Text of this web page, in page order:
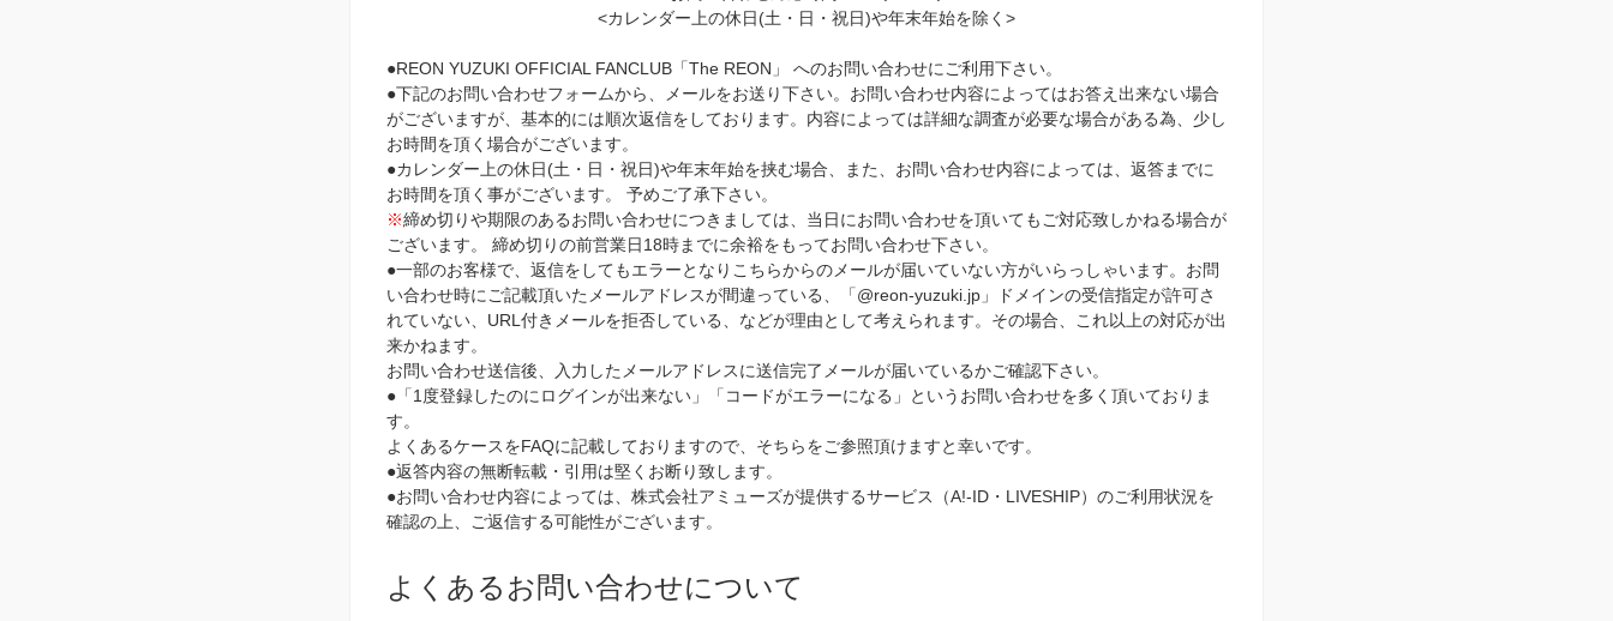
<カレンダー上の休日(土・日・祝日)や年末年始を除く>
●REON YUZUKI OFFICIAL FANCLUB「The REON」 へのお問い合わせにご利用下さい。
●下記のお問い合わせフォームから、メールをお送り下さい。お問い合わせ内容によってはお答え出来ない場合
がございますが、基本的には順次返信をしております。内容によっては詳細な調査が必要な場合がある為、少し
お時間を頂く場合がございます。
●カレンダー上の休日(土・日・祝日)や年末年始を挟む場合、また、お問い合わせ内容によっては、返答までに
お時間を頂く事がございます。 予めご了承下さい。
※締め切りや期限のあるお問い合わせにつきましては、当日にお問い合わせを頂いてもご対応致しかねる場合が
ございます。 締め切りの前営業日18時までに余裕をもってお問い合わせ下さい。
●一部のお客様で、返信をしてもエラーとなりこちらからのメールが届いていない方がいらっしゃいます。お問
い合わせ時にご記載頂いたメールアドレスが間違っている、「@reon-yuzuki.jp」ドメインの受信指定が許可さ
れていない、URL付きメールを拒否している、などが理由として考えられます。その場合、これ以上の対応が出
来かねます。
お問い合わせ送信後、入力したメールアドレスに送信完了メールが届いているかご確認下さい。
●「1度登録したのにログインが出来ない」「コードがエラーになる」というお問い合わせを多く頂いておりま
す。
よくあるケースをFAQに記載しておりますので、そちらをご参照頂けますと幸いです。
●返答内容の無断転載・引用は堅くお断り致します。
●お問い合わせ内容によっては、株式会社アミューズが提供するサービス（A!-ID・LIVESHIP）のご利用状況を
確認の上、ご返信する可能性がございます。
よくあるお問い合わせについて